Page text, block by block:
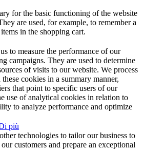
for the basic functioning of the website
are used, for example, to remember a
in the shopping cart.
to measure the performance of our
campaigns. They are used to determine
of visits to our website. We process
cookies in a summary manner,
that point to specific users of our
use of analytical cookies in relation to
to analyze performance and optimize
più
technologies to tailor our business to
customers and prepare an exceptional